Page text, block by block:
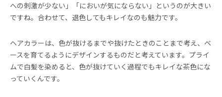
への刺激が少ない」「においが気にならない」というのが大きい
ですね。合わせて、退色してもキレイなのも魅力です。
ヘアカラーは、色が抜けるまでや抜けたときのことまで考え、ベ
ースを育てるようにデザインするものだと考えています。プライ
ムで白髪を染めると、色が抜けていく過程でもキレイな茶色にな
っていくんです。